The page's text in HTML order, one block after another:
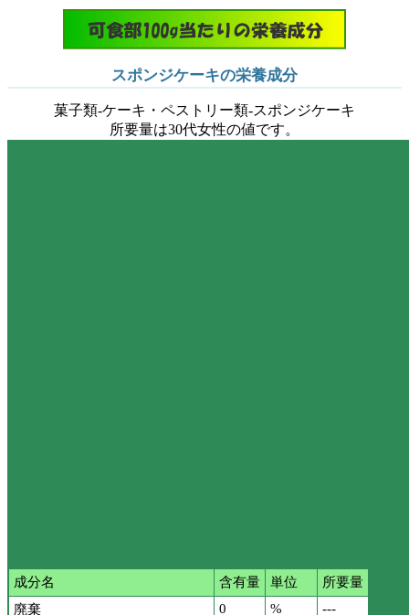
スポンジケーキの栄養成分
菓子類-ケーキ・ペストリー類-スポンジケーキ
所要量は30代女性の値です。
成分名 含有量 単位
所要量
廃棄
0 %
---